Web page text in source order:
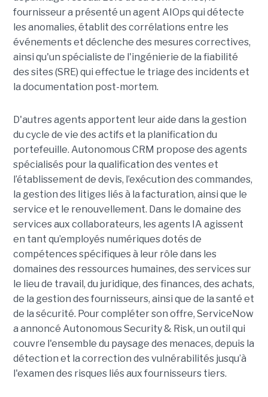
fournisseur a présenté un agent AIOps qui détecte
les anomalies, établit des corrélations entre les
événements et déclenche des mesures correctives,
ainsi qu'un spécialiste de l'ingénierie de la fiabilité
des sites (SRE) qui effectue le triage des incidents et
la documentation post-mortem.
D'autres agents apportent leur aide dans la gestion
du cycle de vie des actifs et la planification du
portefeuille. Autonomous CRM propose des agents
spécialisés pour la qualification des ventes et
l’établissement de devis, l’exécution des commandes,
la gestion des litiges liés à la facturation, ainsi que le
service et le renouvellement. Dans le domaine des
services aux collaborateurs, les agents IA agissent
en tant qu’employés numériques dotés de
compétences spécifiques à leur rôle dans les
domaines des ressources humaines, des services sur
le lieu de travail, du juridique, des finances, des achats,
de la gestion des fournisseurs, ainsi que de la santé et
de la sécurité. Pour compléter son offre, ServiceNow
a annoncé Autonomous Security & Risk, un outil qui
couvre l'ensemble du paysage des menaces, depuis la
détection et la correction des vulnérabilités jusqu’à
l'examen des risques liés aux fournisseurs tiers.